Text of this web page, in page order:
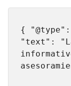
{
"text":